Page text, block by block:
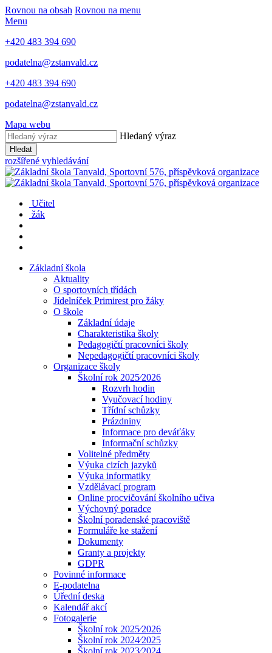
Rovnou na obsah Rovnou na menu
Menu
+420 483 394 690
podatelna@zstanvald.cz
+420 483 394 690
podatelna@zstanvald.cz
Mapa webu
Hledaný výraz
Hledat
rozšířené vyhledávání
Učitel
žák
Základní škola
Aktuality
O sportovních třídách
Jídelníček Primirest pro žáky
O škole
Základní údaje
Charakteristika školy
Pedagogičtí pracovníci školy
Nepedagogičtí pracovníci školy
Organizace školy
Školní rok 2025⁄2026
Rozvrh hodin
Vyučovací hodiny
Třídní schůzky
Prázdniny
Informace pro deváťáky
Informační schůzky
Volitelné předměty
Výuka cizích jazyků
Výuka informatiky
Vzdělávací program
Online procvičování školního učiva
Výchovný poradce
Školní poradenské pracoviště
Formuláře ke stažení
Dokumenty
Granty a projekty
GDPR
Povinné informace
E-podatelna
Úřední deska
Kalendář akcí
Fotogalerie
Školní rok 2025⁄2026
Školní rok 2024⁄2025
Školní rok 2023⁄2024